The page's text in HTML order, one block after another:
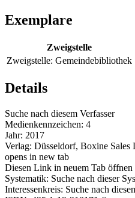
Exemplare
Zweigstelle
Zweigstelle: Gemeindebibliothek
Details
Suche nach diesem Verfasser
Medienkennzeichen: 4
Jahr: 2017
Verlag: Düsseldorf, Boxine
opens in new tab
Diesen Link in neuem Tab öffnen
Systematik: Suche nach dieser
Interessenkreis: Suche nach